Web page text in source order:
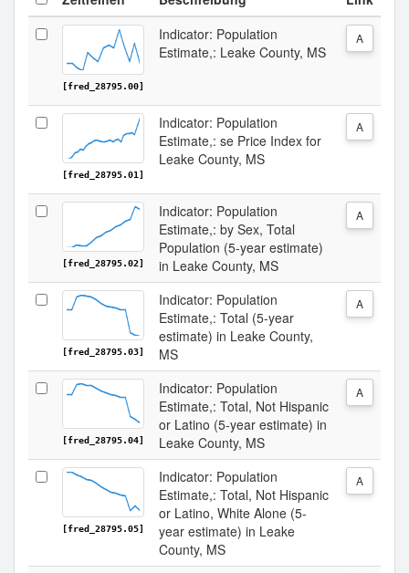
[fred_28795.00]
Indicator: Population
Estimate,: Leake County, MS
A
[fred_28795.01]
Indicator: Population
Estimate,: se Price Index for
Leake County, MS
A
[fred_28795.02]
Indicator: Population
Estimate,: by Sex, Total
Population (5-year estimate)
in Leake County, MS
A
[fred_28795.03]
Indicator: Population
Estimate,: Total (5-year
estimate) in Leake County,
MS
A
[fred_28795.04]
Indicator: Population
Estimate,: Total, Not Hispanic
or Latino (5-year estimate) in
Leake County, MS
A
[fred_28795.05]
Indicator: Population
Estimate,: Total, Not Hispanic
or Latino, White Alone (5-
year estimate) in Leake
County, MS
A